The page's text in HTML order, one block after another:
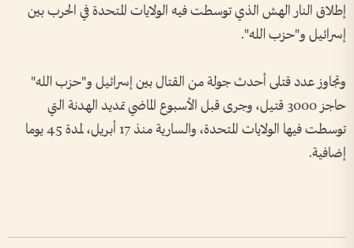
إطلاق النار الهش الذي توسطت فيه الولايات المتحدة في الحرب بين
إسرائيل و"حزب الله".
وتجاوز عدد قتلى أحدث جولة من القتال بين إسرائيل و"حزب الله"
حاجز 3000 قتيل، وجرى قبل الأسبوع الماضي تمديد الهدنة التي
توسطت فيها الولايات المتحدة، والسارية منذ 17 أبريل، لمدة 45 يوما
إضافية.